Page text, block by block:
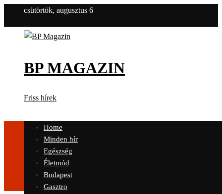
csütörtök, augusztus 6
BP MAGAZIN
Friss hírek
Home
Minden hír
Egészség
Életmód
Budapest
Gasztro